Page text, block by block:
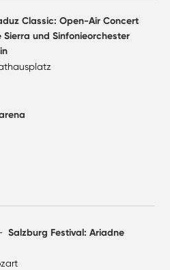
Classic: Open-Air Concert
Sierra und Sinfonieorchester
Salzburg Festival: Ariadne